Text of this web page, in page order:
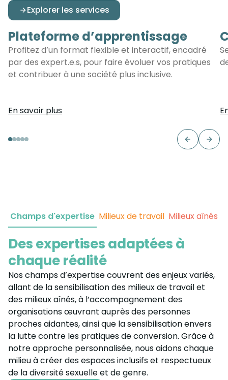
Explorer les services
Previous
Plateforme d’apprentissage
Profitez d’un format flexible et interactif, encadré
par des expert.e.s, pour faire évoluer vos pratiques
et contribuer à une société plus inclusive.
En savoir plus
Champs d'expertise Milieux de travail Milieux aînés
Des expertises adaptées à
chaque réalité
Nos champs d’expertise couvrent des enjeux variés,
allant de la sensibilisation des milieux de travail et
des milieux aînés, à l’accompagnement des
organisations œuvrant auprès des personnes
proches aidantes, ainsi que la sensibilisation envers
la lutte contre les pratiques de conversion. Grâce à
notre approche personnalisée, nous aidons chaque
milieu à créer des espaces inclusifs et respectueux
de la diversité sexuelle et de genre.